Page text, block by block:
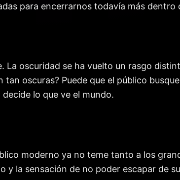
para encerrarnos todavía más dentro
oscuridad se ha vuelto un rasgo
oscuras? Puede que el público
lo que ve el mundo.
moderno ya no teme tanto a los
la sensación de no poder escapar de